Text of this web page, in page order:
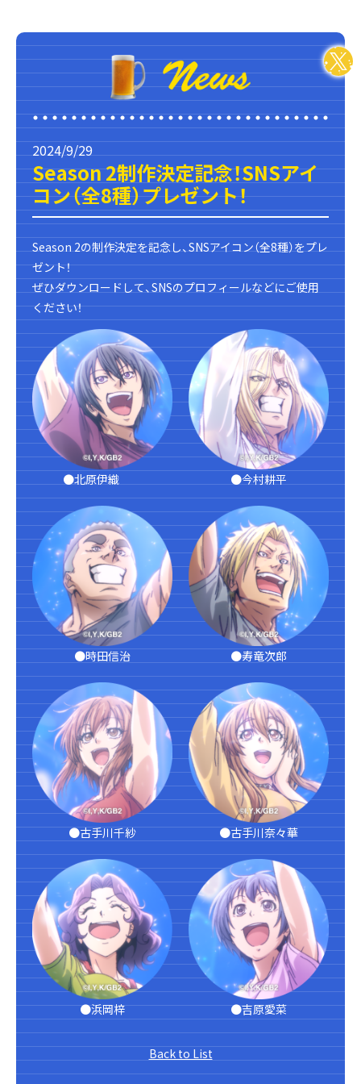
2024/9/29
Season 2制作決定記念！SNSアイ
コン（全8種）プレゼント！
Season 2の制作決定を記念し、SNSアイコン（全8種）をプレ
ゼント！
ぜひダウンロードして、SNSのプロフィールなどにご使用
ください！
●北原伊織 ●今村耕平
●時田信治 ●寿竜次郎
●古手川千紗 ●古手川奈々華
●浜岡梓 ●吉原愛菜
Back to List